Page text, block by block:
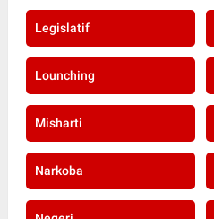
Legislatif
Lounching
Misharti
Narkoba